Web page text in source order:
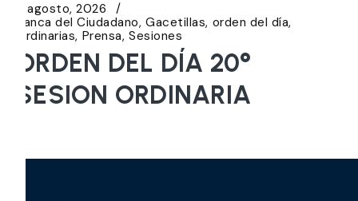
5 agosto, 2026
Banca del Ciudadano Gacetillas orden del día
Ordinarias Prensa Sesiones
ORDEN DEL DÍA 20°
SESION ORDINARIA